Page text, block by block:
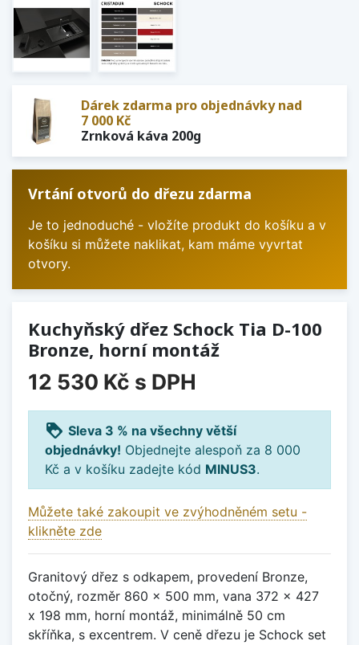
Dárek zdarma pro objednávky nad
7 000 Kč
Zrnková káva 200g
Vrtání otvorů do dřezu zdarma
Je to jednoduché - vložíte produkt do košíku a v
košíku si můžete naklikat, kam máme vyvrtat
otvory.
Kuchyňský dřez Schock Tia D-100
Bronze, horní montáž
12 530 Kč s DPH
loyalty Sleva 3 % na všechny větší
objednávky! Objednejte alespoň za 8 000
Kč a v košíku zadejte kód MINUS3.
Můžete také zakoupit ve zvýhodněném setu -
klikněte zde
Granitový dřez s odkapem, provedení Bronze,
otočný, rozměr 860 x 500 mm, vana 372 x 427
x 198 mm, horní montáž, minimálně 50 cm
skříňka, s excentrem. V ceně dřezu je Schock set